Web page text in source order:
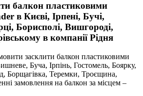
балкон пластиковими
в Києві, Ірпені, Бучі,
Борисполі, Вишгороді,
в компанії Рідня
засклити балкон пластиковими
Буча, Ірпінь, Гостомель, Боярку,
Борщагівка, Теремки, Троєщина,
замовлення на балкон за місцем –